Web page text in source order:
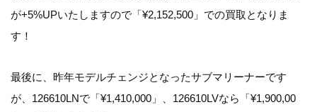
が+5%UPいたしますので「¥2,152,500」での買取となりま
す！
最後に、昨年モデルチェンジとなったサブマリーナーです
が、126610LNで「¥1,410,000」、126610LVなら「¥1,900,00